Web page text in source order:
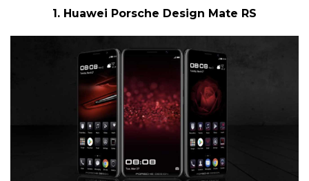
1. Huawei Porsche Design Mate RS